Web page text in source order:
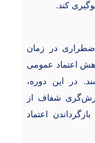
کند.
در زمان
اعتماد عمومی
در این دوره،
شفاف از
اعتماد